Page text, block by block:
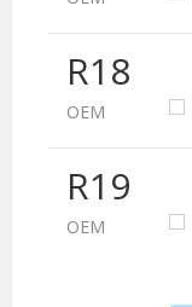
R18
ОЕМ
R19
ОЕМ